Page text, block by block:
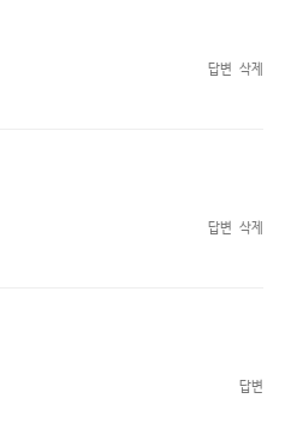
답변 삭제
답변 삭제
답변